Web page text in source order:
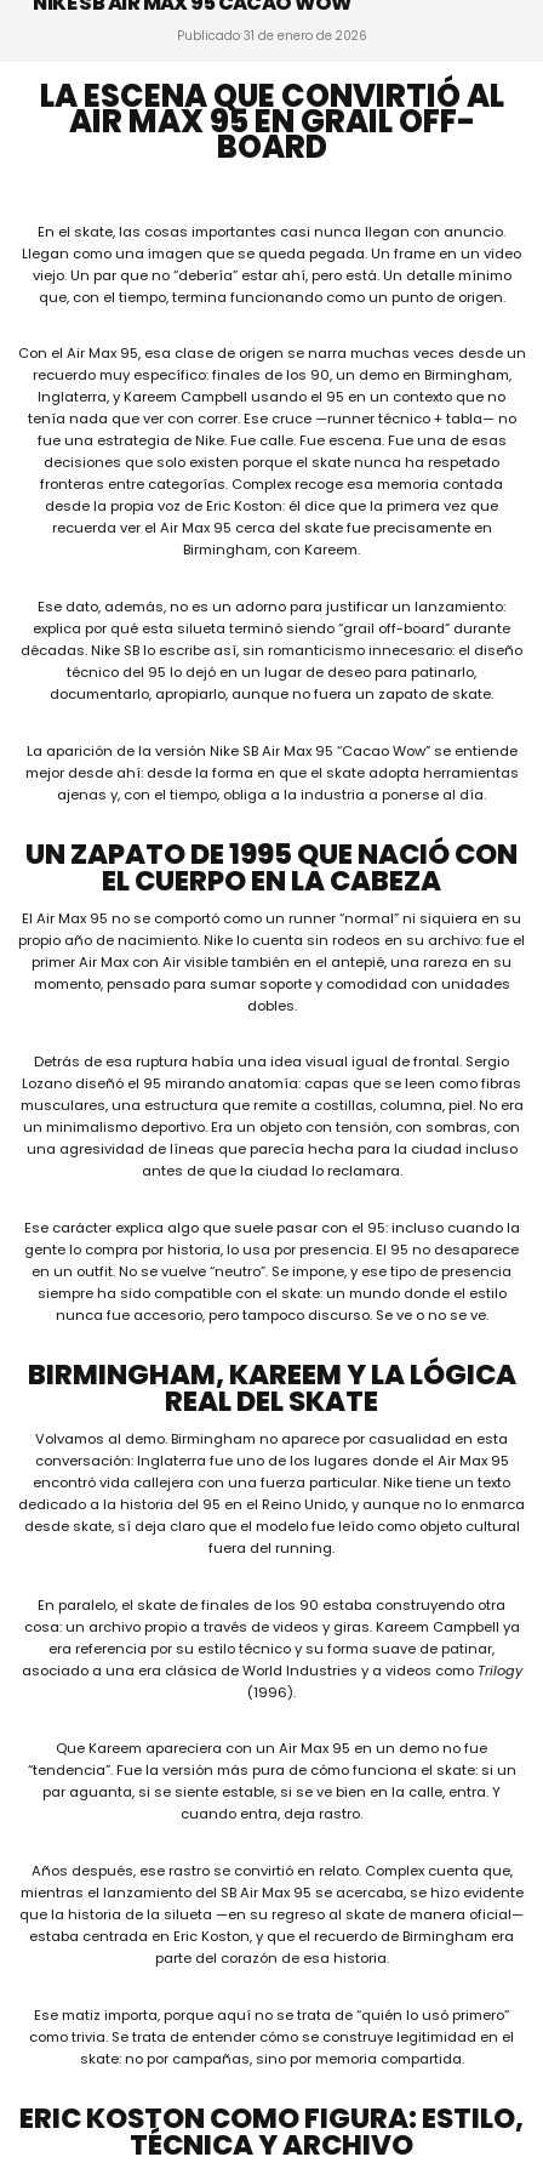
Publicado 31 de enero de 2026
LA ESCENA QUE CONVIRTIÓ AL
AIR MAX 95 EN GRAIL OFF-
BOARD
En el skate, las cosas importantes casi nunca llegan con anuncio.
Llegan como una imagen que se queda pegada. Un frame en un video
viejo. Un par que no “debería” estar ahí, pero está. Un detalle mínimo
que, con el tiempo, termina funcionando como un punto de origen.
Con el Air Max 95, esa clase de origen se narra muchas veces desde un
recuerdo muy específico: finales de los 90, un demo en Birmingham,
Inglaterra, y Kareem Campbell usando el 95 en un contexto que no
tenía nada que ver con correr. Ese cruce —runner técnico + tabla— no
fue una estrategia de Nike. Fue calle. Fue escena. Fue una de esas
decisiones que solo existen porque el skate nunca ha respetado
fronteras entre categorías. Complex recoge esa memoria contada
desde la propia voz de Eric Koston: él dice que la primera vez que
recuerda ver el Air Max 95 cerca del skate fue precisamente en
Birmingham, con Kareem.
Ese dato, además, no es un adorno para justificar un lanzamiento:
explica por qué esta silueta terminó siendo “grail off-board” durante
décadas. Nike SB lo escribe así, sin romanticismo innecesario: el diseño
técnico del 95 lo dejó en un lugar de deseo para patinarlo,
documentarlo, apropiarlo, aunque no fuera un zapato de skate.
La aparición de la versión Nike SB Air Max 95 “Cacao Wow” se entiende
mejor desde ahí: desde la forma en que el skate adopta herramientas
ajenas y, con el tiempo, obliga a la industria a ponerse al día.
UN ZAPATO DE 1995 QUE NACIÓ CON
EL CUERPO EN LA CABEZA
El Air Max 95 no se comportó como un runner “normal” ni siquiera en su
propio año de nacimiento. Nike lo cuenta sin rodeos en su archivo: fue el
primer Air Max con Air visible también en el antepié, una rareza en su
momento, pensado para sumar soporte y comodidad con unidades
dobles.
Detrás de esa ruptura había una idea visual igual de frontal. Sergio
Lozano diseñó el 95 mirando anatomía: capas que se leen como fibras
musculares, una estructura que remite a costillas, columna, piel. No era
un minimalismo deportivo. Era un objeto con tensión, con sombras, con
una agresividad de líneas que parecía hecha para la ciudad incluso
antes de que la ciudad lo reclamara.
Ese carácter explica algo que suele pasar con el 95: incluso cuando la
gente lo compra por historia, lo usa por presencia. El 95 no desaparece
en un outfit. No se vuelve “neutro”. Se impone, y ese tipo de presencia
siempre ha sido compatible con el skate: un mundo donde el estilo
nunca fue accesorio, pero tampoco discurso. Se ve o no se ve.
BIRMINGHAM, KAREEM Y LA LÓGICA
REAL DEL SKATE
Volvamos al demo. Birmingham no aparece por casualidad en esta
conversación: Inglaterra fue uno de los lugares donde el Air Max 95
encontró vida callejera con una fuerza particular. Nike tiene un texto
dedicado a la historia del 95 en el Reino Unido, y aunque no lo enmarca
desde skate, sí deja claro que el modelo fue leído como objeto cultural
fuera del running.
En paralelo, el skate de finales de los 90 estaba construyendo otra
cosa: un archivo propio a través de videos y giras. Kareem Campbell ya
era referencia por su estilo técnico y su forma suave de patinar,
asociado a una era clásica de World Industries y a videos como Trilogy
(1996).
Que Kareem apareciera con un Air Max 95 en un demo no fue
“tendencia”. Fue la versión más pura de cómo funciona el skate: si un
par aguanta, si se siente estable, si se ve bien en la calle, entra. Y
cuando entra, deja rastro.
Años después, ese rastro se convirtió en relato. Complex cuenta que,
mientras el lanzamiento del SB Air Max 95 se acercaba, se hizo evidente
que la historia de la silueta —en su regreso al skate de manera oficial—
estaba centrada en Eric Koston, y que el recuerdo de Birmingham era
parte del corazón de esa historia.
Ese matiz importa, porque aquí no se trata de “quién lo usó primero”
como trivia. Se trata de entender cómo se construye legitimidad en el
skate: no por campañas, sino por memoria compartida.
ERIC KOSTON COMO FIGURA: ESTILO,
TÉCNICA Y ARCHIVO